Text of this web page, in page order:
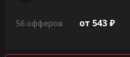
56 офферов от 543 ₽